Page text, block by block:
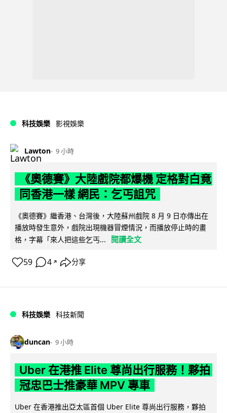
科技娛樂 影視娛樂
Lawton 9 小時
《奧德賽》大陸戲院都爆機 定格對白竟
同香港一樣 網民：乞丐詛咒
《奧德賽》繼香港、台灣後，大陸蘇州戲院 8 月 9 日亦傳出在
播放時發生意外，戲院出現機器冒煙情況，而播放停止時的畫
格，字幕「來人把這些乞丐...
閱讀全文
59 4 ↗ 分享
科技娛樂 科技新聞
duncan 9 小時
Uber 在港推 Elite 尊尚出行服務！夥拍
冠忠巴士推豪華 MPV 專車
Uber 在香港推出亞太區首個 Uber Elite 尊尚出行服務，夥拍